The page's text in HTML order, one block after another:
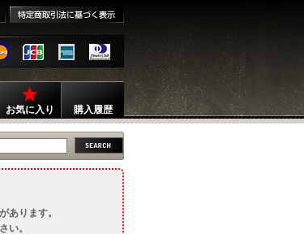
お気に入り 購入履歴
あります。
い。